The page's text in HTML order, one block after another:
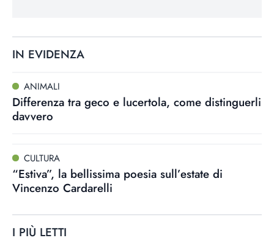
IN EVIDENZA
ANIMALI
Differenza tra geco e lucertola, come distinguerli
davvero
CULTURA
“Estiva”, la bellissima poesia sull’estate di
Vincenzo Cardarelli
I PIÙ LETTI